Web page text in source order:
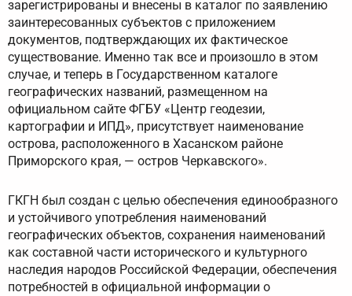
зарегистрированы и внесены в каталог по заявлению
заинтересованных субъектов с приложением
документов, подтверждающих их фактическое
существование. Именно так все и произошло в этом
случае, и теперь в Государственном каталоге
географических названий, размещенном на
официальном сайте ФГБУ «Центр геодезии,
картографии и ИПД», присутствует наименование
острова, расположенного в Хасанском районе
Приморского края, — остров Черкавского».
ГКГН был создан с целью обеспечения единообразного
и устойчивого употребления наименований
географических объектов, сохранения наименований
как составной части исторического и культурного
наследия народов Российской Федерации, обеспечения
потребностей в официальной информации о